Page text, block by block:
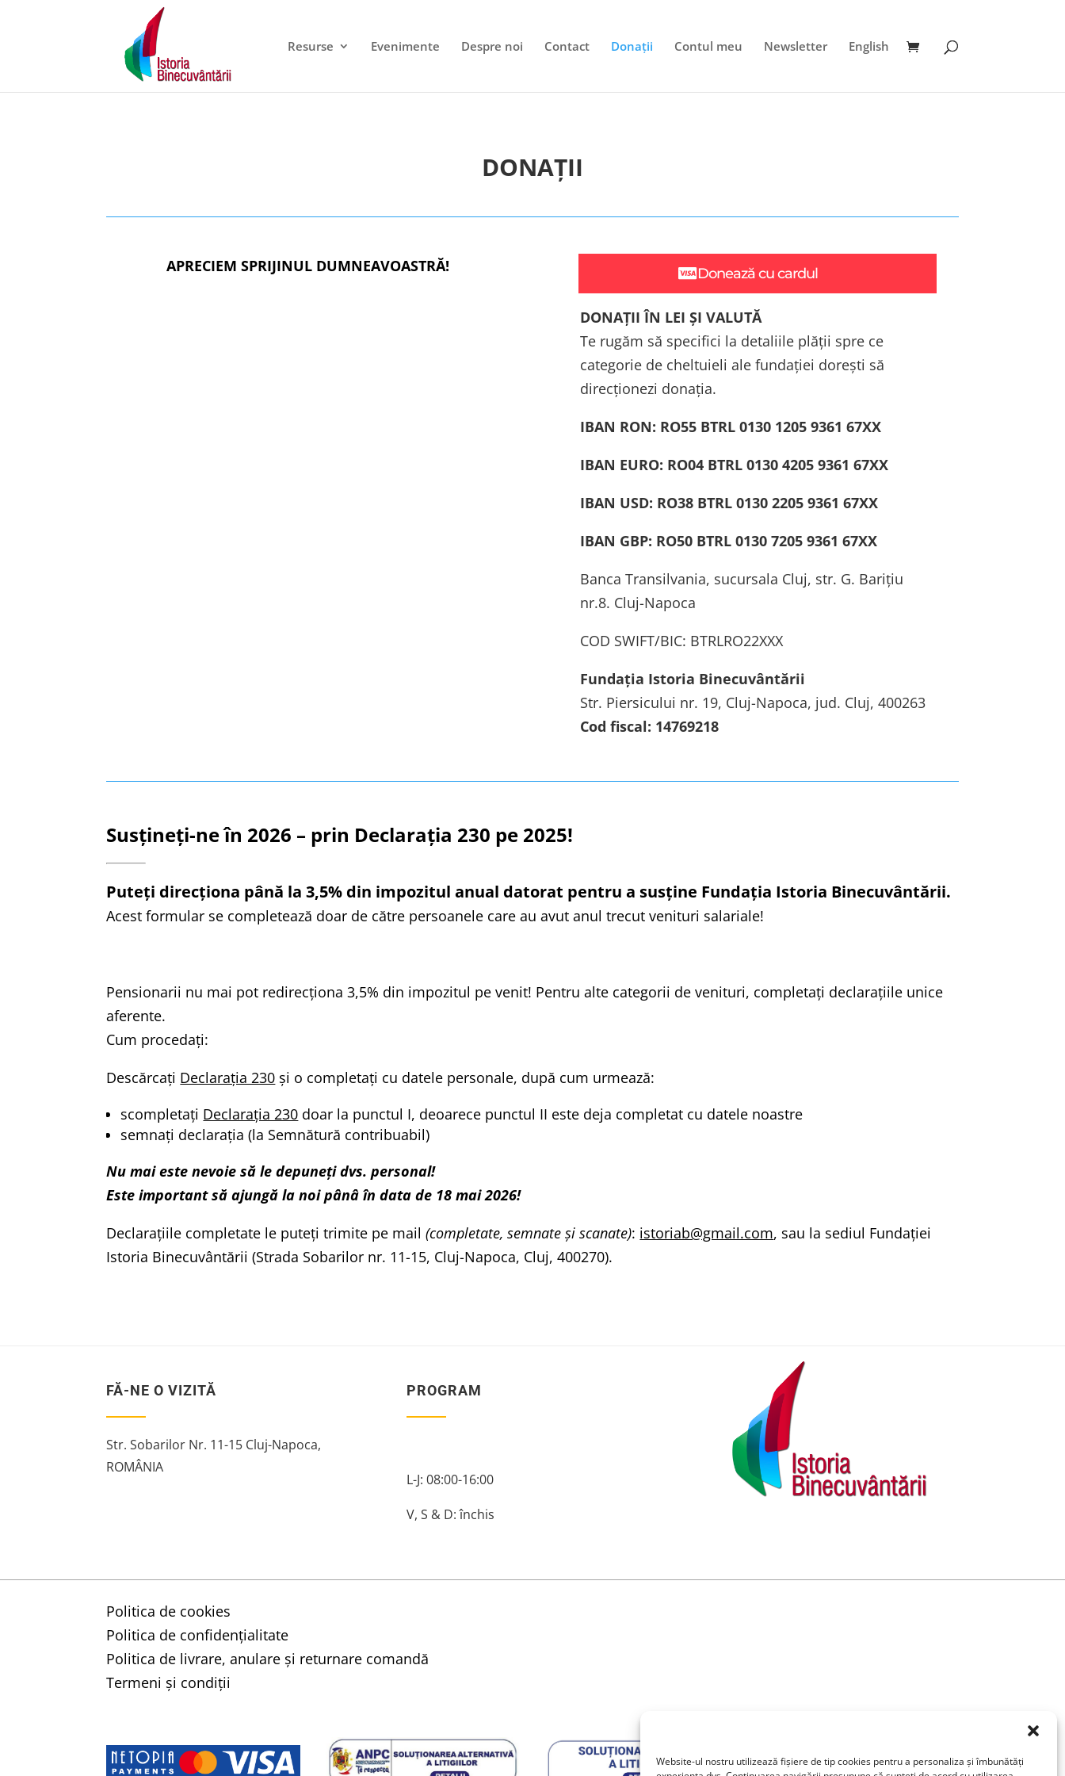
Website-ul nostru utilizează fişiere de tip cookies pentru a personaliza și îmbunătăți
Resurse Evenimente Despre noi Contact Donații Contul meu Newsletter English
DONAȚII
APRECIEM SPRIJINUL DUMNEAVOASTRĂ! Donează cu cardul
DONAȚII ÎN LEI ȘI VALUTĂ
Te rugăm să specifici la detaliile plății spre ce
categorie de cheltuieli ale fundației dorești să
direcționezi donația.
IBAN RON: RO55 BTRL 0130 1205 9361 67XX
IBAN EURO: RO04 BTRL 0130 4205 9361 67XX
IBAN USD: RO38 BTRL 0130 2205 9361 67XX
IBAN GBP: RO50 BTRL 0130 7205 9361 67XX
Banca Transilvania, sucursala Cluj, str. G. Barițiu
nr.8. Cluj-Napoca
COD SWIFT/BIC: BTRLRO22XXX
Fundația Istoria Binecuvântării
Str. Piersicului nr. 19, Cluj-Napoca, jud. Cluj, 400263
Cod fiscal: 14769218
Susțineți-ne în 2026 – prin Declarația 230 pe 2025!
Puteți direcționa până la 3,5% din impozitul anual datorat pentru a susține Fundația Istoria Binecuvântării.
Acest formular se completează doar de către persoanele care au avut anul trecut venituri salariale!
Pensionarii nu mai pot redirecționa 3,5% din impozitul pe venit! Pentru alte categorii de venituri, completați declarațiile unice
aferente.
Cum procedaţi:
Descărcaţi Declarația 230 şi o completaţi cu datele personale, după cum urmează:
scompletaţi Declarația 230 doar la punctul I, deoarece punctul II este deja completat cu datele noastre
semnaţi declarația (la Semnătură contribuabil)
Nu mai este nevoie să le depuneți dvs. personal!
Este important să ajungă la noi pânâ în data de 18 mai 2026!
Declarațiile completate le puteţi trimite pe mail(completate, semnate și scanate): istoriab@gmail.com, sau la sediul Fundaţiei
Istoria Binecuvântării (Strada Sobarilor nr. 11-15, Cluj-Napoca, Cluj, 400270).
FĂ-NE O VIZITĂ
Str. Sobarilor Nr. 11-15 Cluj-Napoca,
ROMÂNIA
PROGRAM
L-J: 08:00-16:00
V, S & D: închis
Politica de cookies
Politica de confidențialitate
Politica de livrare, anulare și returnare comandă
Termeni și condiții